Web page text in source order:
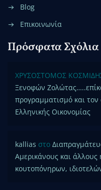
Blog
Επικοινωνία
Πρόσφατα Σχόλια
ΧΡΥΣΟΣΤΟΜΟΣ
Ξενοφών
προγραμματισμό και
Ελληνικής Οικονομίας
kallias στο
Αμερικάνους και άλλους
κουτοπόνηρων,